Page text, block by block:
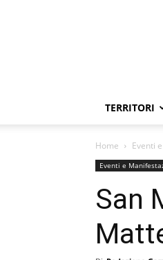
TERRITORI
Home Eventi
Eventi e
San